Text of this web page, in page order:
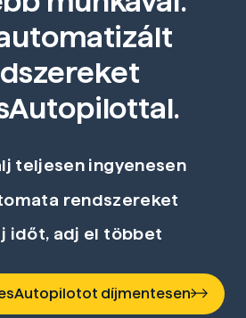
teljesen ingyenesen
rendszereket
időt, adj el többet
díjmentesen